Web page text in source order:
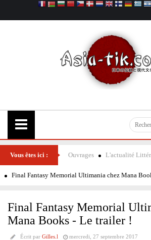
Vous êtes ici : Ouvrages L'actualité
Final Fantasy Memorial Ultimania chez Mana
Final Fantasy Memorial
Mana Books - Le trailer !
Écrit par Gilles.l mercredi, 27 septembre 2017